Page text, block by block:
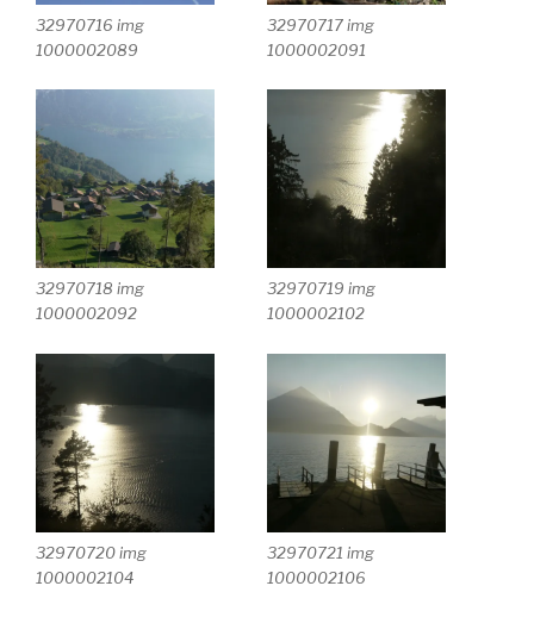
32970716 img
1000002089
32970717 img
1000002091
32970718 img
1000002092
32970719 img
1000002102
32970720 img
1000002104
32970721 img
1000002106